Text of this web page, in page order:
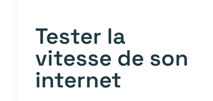
Tester la
vitesse de son
internet